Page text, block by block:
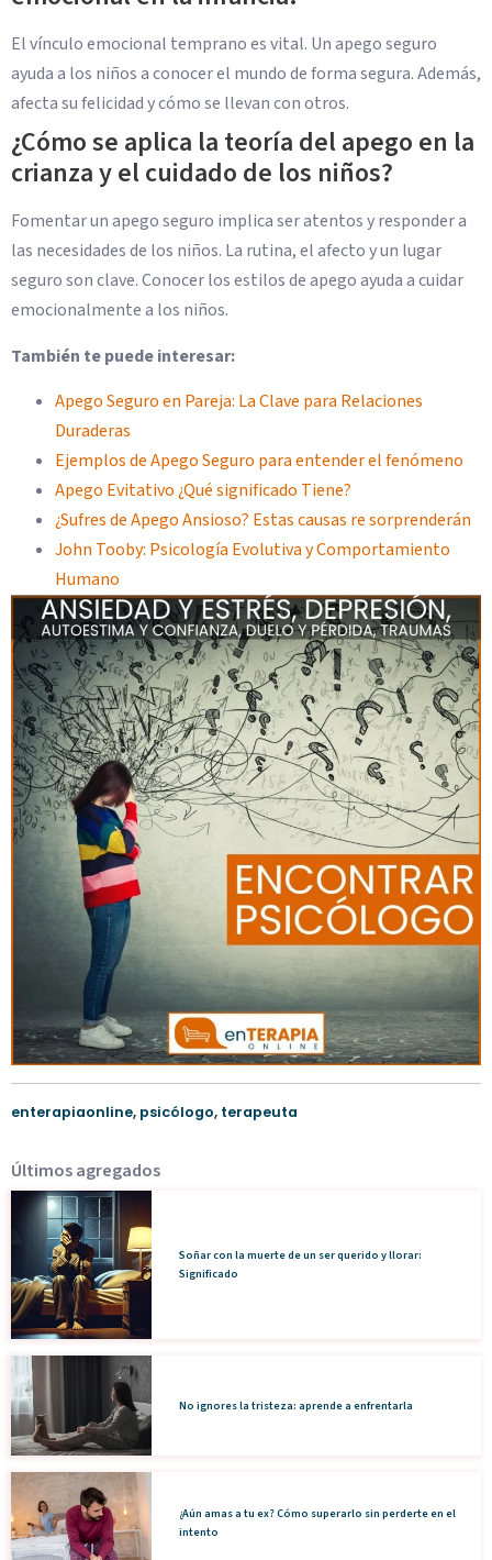
El vínculo emocional temprano es vital. Un apego seguro
ayuda a los niños a conocer el mundo de forma segura. Además,
afecta su felicidad y cómo se llevan con otros.
¿Cómo se aplica la teoría del apego en la
crianza y el cuidado de los niños?
Fomentar un apego seguro implica ser atentos y responder a
las necesidades de los niños. La rutina, el afecto y un lugar
seguro son clave. Conocer los estilos de apego ayuda a cuidar
emocionalmente a los niños.
También te puede interesar:
Apego Seguro en Pareja: La Clave para Relaciones
Duraderas
Ejemplos de Apego Seguro para entender el fenómeno
Apego Evitativo ¿Qué significado Tiene?
¿Sufres de Apego Ansioso? Estas causas re sorprenderán
John Tooby: Psicología Evolutiva y Comportamiento
Humano
enterapiaonline, psicólogo, terapeuta
Últimos agregados
Soñar con la muerte de un ser querido y llorar:
Significado
No ignores la tristeza: aprende a enfrentarla
¿Aún amas a tu ex? Cómo superarlo sin perderte en el
intento